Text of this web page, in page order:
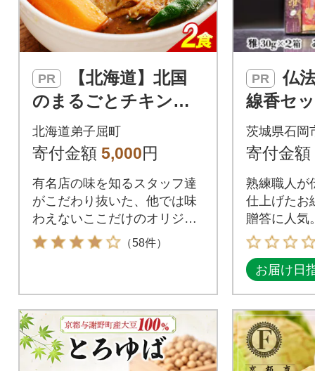
PR
のまるごとチキンレ
ッグスープカレー300
g×2個 41
北海道弟子屈町
寄付金額 5,000円
有名店の味を知るスタッフ達
がこだわり抜いた、他では味
わえないここだけのオリジナ
ルスープカレーです。
（58件）
PR
仏法を伝えるお
線香セ
び)
茨城県石岡
寄付金額
熟練職人が
仕上げたお
贈答に人気
どうぞ。
お届け日